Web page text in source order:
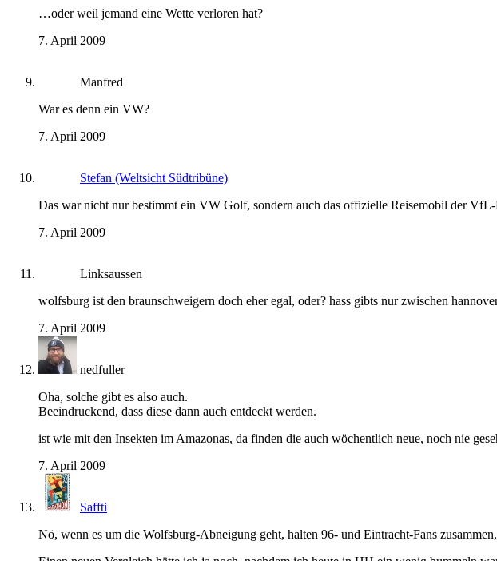
…oder weil jemand eine Wette verloren hat?
7. April 2009
Manfred
War es denn ein VW?
7. April 2009
Stefan (Weltsicht Südtribüne)
Das war nicht nur bestimmt ein VW Golf, sondern auch das offizielle Reisemobil der
7. April 2009
Linksaussen
wolfsburg ist den braunschweigern doch eher egal, oder? hass gibts nur zwischen
7. April 2009
nedfuller
Oha, solche gibt es also auch.
Beeindruckend, dass diese dann auch entdeckt werden.
ist wie mit den Insekten im Amazonas, da finden die auch wöchentlich neue, noch nie
7. April 2009
Saffti
Nö, wenn es um die Wolfsburg-Abneigung geht, halten 96- und Eintracht-Fans